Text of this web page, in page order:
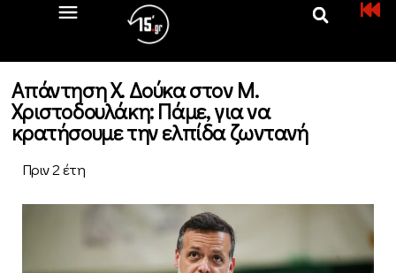
Απάντηση Χ. Δούκα στον Μ.
Χριστοδουλάκη: Πάμε, για να
κρατήσουμε την ελπίδα ζωντανή
Πριν 2 έτη